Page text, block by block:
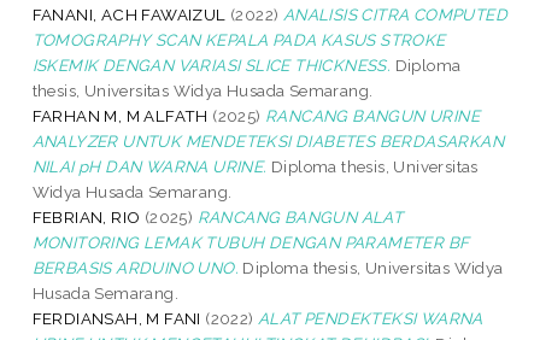
FANANI, ACH FAWAIZUL
(2022) ANALISIS CITRA COMPUTED
TOMOGRAPHY SCAN KEPALA PADA KASUS STROKE
ISKEMIK DENGAN VARIASI SLICE THICKNESS. Diploma
thesis, Universitas Widya Husada Semarang.
FARHAN M, M ALFATH (2025) RANCANG BANGUN URINE
ANALYZER UNTUK MENDETEKSI DIABETES BERDASARKAN
NILAI pH DAN WARNA URINE. Diploma thesis, Universitas
Widya Husada Semarang.
FEBRIAN, RIO (2025) RANCANG BANGUN ALAT
MONITORING LEMAK TUBUH DENGAN PARAMETER BF
BERBASIS ARDUINO UNO. Diploma thesis, Universitas Widya
Husada Semarang.
FERDIANSAH, M FANI (2022) ALAT PENDEKTEKSI WARNA